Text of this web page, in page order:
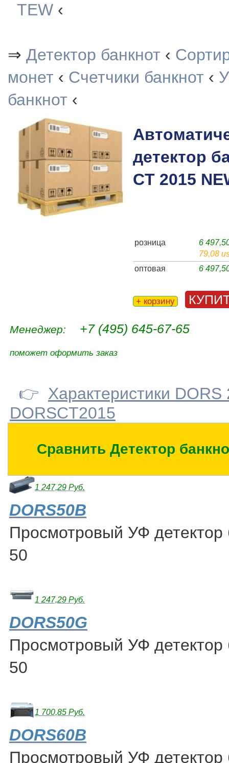
TEW ‹
⇒ Детектор банкнот ‹
монет ‹ Счетчики банкнот ‹
банкнот ‹
детектор
CT 2015
розница
6
79,08
оптовая
6
+ корзину
Менеджер: +7 (495) 645-67-65
поможет оформить заказ
👉 Характеристики DORS
DORSCT2015
Сравнить Детектор
1 247,29 Руб.
DORS50B
Просмотровый УФ детектор
50
1 247,29 Руб.
DORS50G
Просмотровый УФ детектор
50
1 700,85 Руб.
DORS60B
Просмотровый УФ детектор